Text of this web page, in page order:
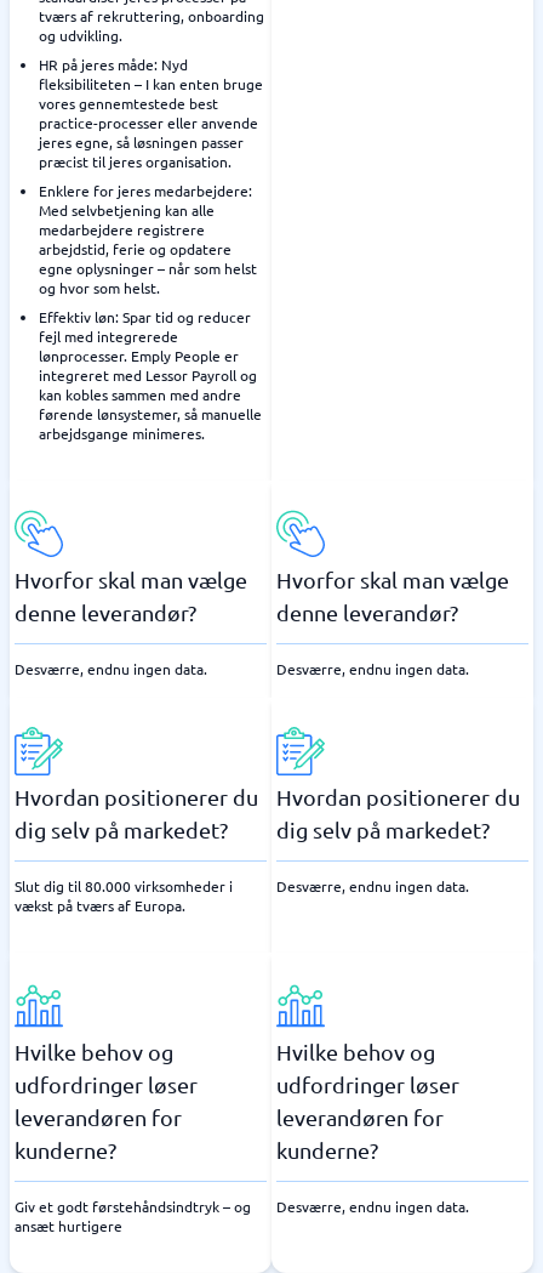
tværs af rekruttering, onboarding
og udvikling.
HR på jeres måde: Nyd
fleksibiliteten – I kan enten bruge
vores gennemtestede best
practice-processer eller anvende
jeres egne, så løsningen passer
præcist til jeres organisation.
Enklere for jeres medarbejdere:
Med selvbetjening kan alle
medarbejdere registrere
arbejdstid, ferie og opdatere
egne oplysninger – når som helst
og hvor som helst.
Effektiv løn: Spar tid og reducer
fejl med integrerede
lønprocesser. Emply People er
integreret med Lessor Payroll og
kan kobles sammen med andre
førende lønsystemer, så manuelle
arbejdsgange minimeres.
Hvorfor skal man vælge
denne leverandør?
Desværre, endnu ingen data.
Hvorfor skal man vælge
denne leverandør?
Desværre, endnu ingen data.
Hvordan positionerer du
dig selv på markedet?
Slut dig til 80.000 virksomheder i
vækst på tværs af Europa.
Hvordan positionerer du
dig selv på markedet?
Desværre, endnu ingen data.
Hvilke behov og
udfordringer løser
leverandøren for
kunderne?
Giv et godt førstehåndsindtryk – og
ansæt hurtigere
Hvilke behov og
udfordringer løser
leverandøren for
kunderne?
Desværre, endnu ingen data.